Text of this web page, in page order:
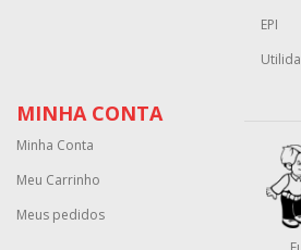
EPI
MINHA CONTA
Minha Conta
Meu Carrinho
Meus pedidos